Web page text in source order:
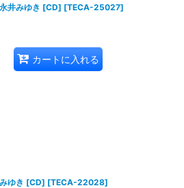
井みゆき [CD] [TECA-25027]
カートに入れる
ゆき [CD] [TECA-22028]